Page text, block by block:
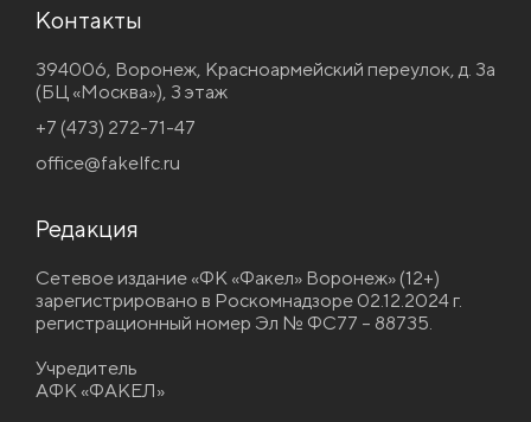
Контакты
394006, Воронеж, Красноармейский переулок, д. 3а
(БЦ «Москва»), 3 этаж
+7 (473) 272-71-47
office@fakelfc.ru
Редакция
Сетевое издание «ФК «Факел» Воронеж» (12+)
зарегистрировано в Роскомнадзоре 02.12.2024 г.
регистрационный номер Эл № ФС77 – 88735.
Учредитель
АФК «ФАКЕЛ»